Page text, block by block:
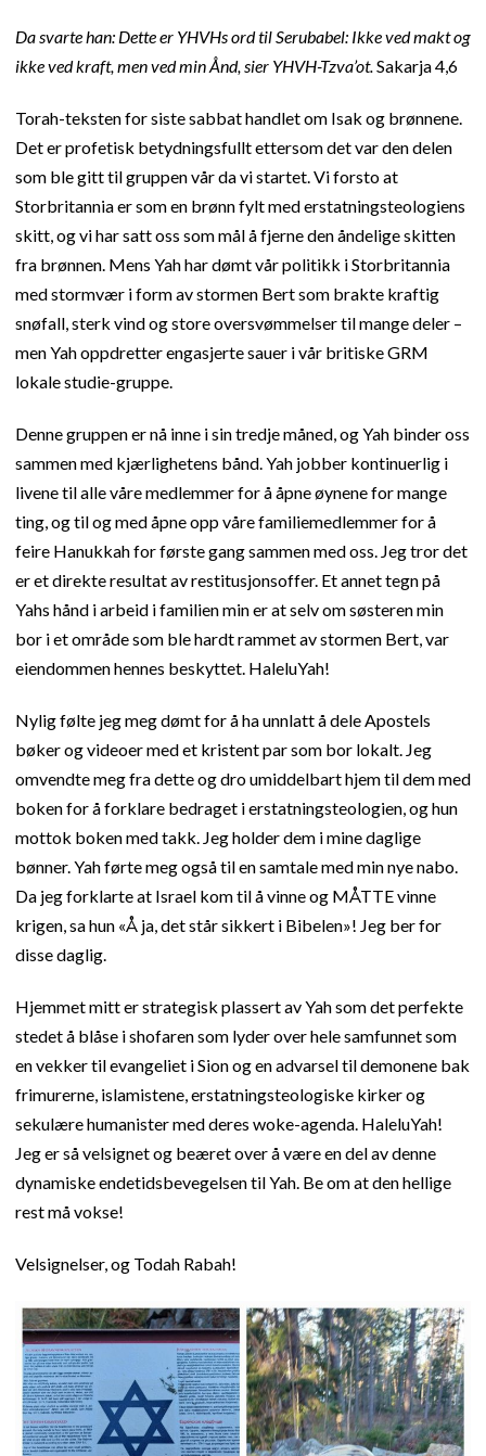
Da svarte han: Dette er YHVHs ord til Serubabel: Ikke ved makt og
ikke ved kraft, men ved min Ånd, sier YHVH-Tzva’ot.Sakarja 4,6
Torah-teksten for siste sabbat handlet om Isak og brønnene.
Det er profetisk betydningsfullt ettersom det var den delen
som ble gitt til gruppen vår da vi startet. Vi forsto at
Storbritannia er som en brønn fylt med erstatningsteologiens
skitt, og vi har satt oss som mål å fjerne den åndelige skitten
fra brønnen. Mens Yah har dømt vår politikk i Storbritannia
med stormvær i form av stormen Bert som brakte kraftig
snøfall, sterk vind og store oversvømmelser til mange deler –
men Yah oppdretter engasjerte sauer i vår britiske GRM
lokale studie-gruppe.
Denne gruppen er nå inne i sin tredje måned, og Yah binder oss
sammen med kjærlighetens bånd. Yah jobber kontinuerlig i
livene til alle våre medlemmer for å åpne øynene for mange
ting, og til og med åpne opp våre familiemedlemmer for å
feire Hanukkah for første gang sammen med oss. Jeg tror det
er et direkte resultat av restitusjonsoffer. Et annet tegn på
Yahs hånd i arbeid i familien min er at selv om søsteren min
bor i et område som ble hardt rammet av stormen Bert, var
eiendommen hennes beskyttet. HaleluYah!
Nylig følte jeg meg dømt for å ha unnlatt å dele Apostels
bøker og videoer med et kristent par som bor lokalt. Jeg
omvendte meg fra dette og dro umiddelbart hjem til dem med
boken for å forklare bedraget i erstatningsteologien, og hun
mottok boken med takk. Jeg holder dem i mine daglige
bønner. Yah førte meg også til en samtale med min nye nabo.
Da jeg forklarte at Israel kom til å vinne og MÅTTE vinne
krigen, sa hun «Å ja, det står sikkert i Bibelen»! Jeg ber for
disse daglig.
Hjemmet mitt er strategisk plassert av Yah som det perfekte
stedet å blåse i shofaren som lyder over hele samfunnet som
en vekker til evangeliet i Sion og en advarsel til demonene bak
frimurerne, islamistene, erstatningsteologiske kirker og
sekulære humanister med deres woke-agenda. HaleluYah!
Jeg er så velsignet og beæret over å være en del av denne
dynamiske endetidsbevegelsen til Yah. Be om at den hellige
rest må vokse!
Velsignelser, og Todah Rabah!